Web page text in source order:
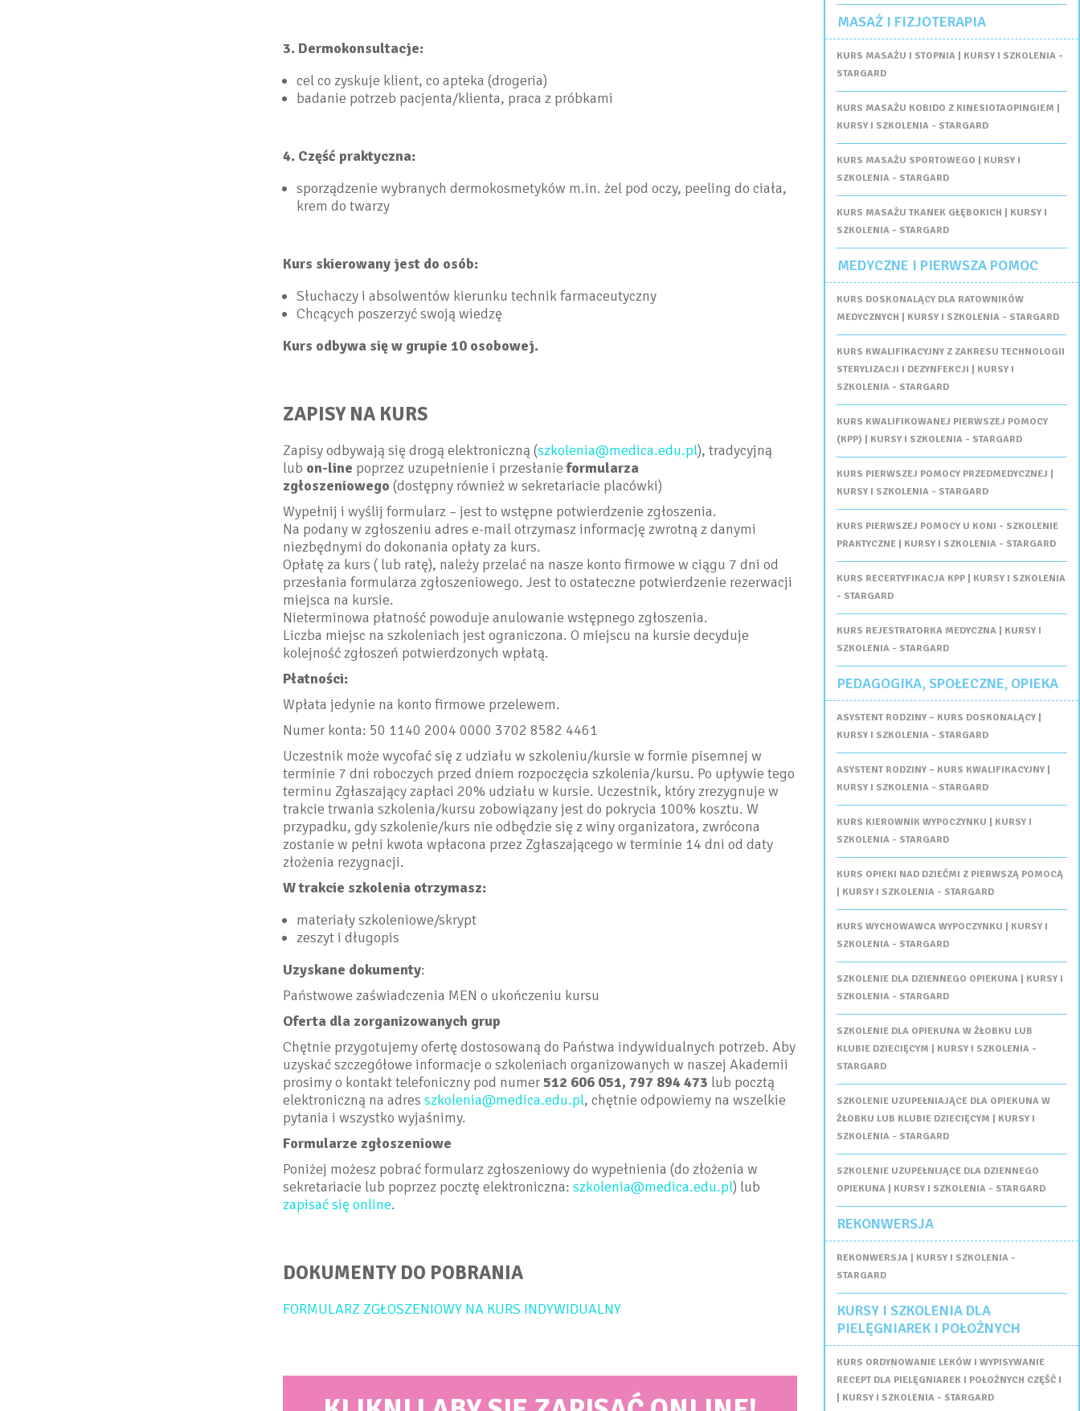
3. Dermokonsultacje:
cel co zyskuje klient, co apteka (drogeria)
badanie potrzeb pacjenta/klienta, praca z próbkami
4. Część praktyczna:
sporządzenie wybranych dermokosmetyków m.in. żel pod oczy, peeling do ciała,
krem do twarzy
Kurs skierowany jest do osób:
Słuchaczy i absolwentów kierunku technik farmaceutyczny
Chcących poszerzyć swoją wiedzę
Kurs odbywa się w grupie 10 osobowej.
ZAPISY NA KURS
Zapisy odbywają się drogą elektroniczną (szkolenia@medica.edu.pl), tradycyjną
lub on-line poprzez uzupełnienie i przesłanieformularza
zgłoszeniowego (dostępny również w sekretariacie placówki)
Wypełnij i wyślij formularz – jest to wstępne potwierdzenie zgłoszenia.
Na podany w zgłoszeniu adres e-mail otrzymasz informację zwrotną z danymi
niezbędnymi do dokonania opłaty za kurs.
Opłatę za kurs ( lub ratę), należy przelać na nasze konto firmowe w ciągu 7 dni od
przesłania formularza zgłoszeniowego. Jest to ostateczne potwierdzenie rezerwacji
miejsca na kursie.
Nieterminowa płatność powoduje anulowanie wstępnego zgłoszenia.
Liczba miejsc na szkoleniach jest ograniczona. O miejscu na kursie decyduje
kolejność zgłoszeń potwierdzonych wpłatą.
Płatności:
Wpłata jedynie na konto firmowe przelewem.
Numer konta: 50 1140 2004 0000 3702 8582 4461
Uczestnik może wycofać się z udziału w szkoleniu/kursie w formie pisemnej w
terminie 7 dni roboczych przed dniem rozpoczęcia szkolenia/kursu. Po upływie tego
terminu Zgłaszający zapłaci 20% udziału w kursie. Uczestnik, który zrezygnuje w
trakcie trwania szkolenia/kursu zobowiązany jest do pokrycia 100% kosztu. W
przypadku, gdy szkolenie/kurs nie odbędzie się z winy organizatora, zwrócona
zostanie w pełni kwota wpłacona przez Zgłaszającego w terminie 14 dni od daty
złożenia rezygnacji.
W trakcie szkolenia otrzymasz:
materiały szkoleniowe/skrypt
zeszyt i długopis
Uzyskane dokumenty:
Państwowe zaświadczenia MEN o ukończeniu kursu
Oferta dla zorganizowanych grup
Chętnie przygotujemy ofertę dostosowaną do Państwa indywidualnych potrzeb. Aby
uzyskać szczegółowe informacje o szkoleniach organizowanych w naszej Akademii
prosimy o kontakt telefoniczny pod numer512 606 051, 797 894 473 lub pocztą
elektroniczną na adres szkolenia@medica.edu.pl, chętnie odpowiemy na wszelkie
pytania i wszystko wyjaśnimy.
Formularze zgłoszeniowe
Poniżej możesz pobrać formularz zgłoszeniowy do wypełnienia (do złożenia w
sekretariacie lub poprzez pocztę elektroniczna: szkolenia@medica.edu.pl) lub
zapisać się online.
DOKUMENTY DO POBRANIA
FORMULARZ ZGŁOSZENIOWY NA KURS INDYWIDUALNY
MASAŻ I FIZJOTERAPIA
KURS MASAŻU I STOPNIA | KURSY I SZKOLENIA -
STARGARD
KURS MASAŻU KOBIDO Z KINESIOTAOPINGIEM |
KURSY I SZKOLENIA - STARGARD
KURS MASAŻU SPORTOWEGO | KURSY I
SZKOLENIA - STARGARD
KURS MASAŻU TKANEK GŁĘBOKICH | KURSY I
SZKOLENIA - STARGARD
MEDYCZNE I PIERWSZA POMOC
KURS DOSKONALĄCY DLA RATOWNIKÓW
MEDYCZNYCH | KURSY I SZKOLENIA - STARGARD
KURS KWALIFIKACYJNY Z ZAKRESU TECHNOLOGII
STERYLIZACJI I DEZYNFEKCJI | KURSY I
SZKOLENIA - STARGARD
KURS KWALIFIKOWANEJ PIERWSZEJ POMOCY
(KPP) | KURSY I SZKOLENIA - STARGARD
KURS PIERWSZEJ POMOCY PRZEDMEDYCZNEJ |
KURSY I SZKOLENIA - STARGARD
KURS PIERWSZEJ POMOCY U KONI - SZKOLENIE
PRAKTYCZNE | KURSY I SZKOLENIA - STARGARD
KURS RECERTYFIKACJA KPP | KURSY I SZKOLENIA
- STARGARD
KURS REJESTRATORKA MEDYCZNA | KURSY I
SZKOLENIA - STARGARD
PEDAGOGIKA, SPOŁECZNE, OPIEKA
ASYSTENT RODZINY – KURS DOSKONALĄCY |
KURSY I SZKOLENIA - STARGARD
ASYSTENT RODZINY – KURS KWALIFIKACYJNY |
KURSY I SZKOLENIA - STARGARD
KURS KIEROWNIK WYPOCZYNKU | KURSY I
SZKOLENIA - STARGARD
KURS OPIEKI NAD DZIEĆMI Z PIERWSZĄ POMOCĄ
| KURSY I SZKOLENIA - STARGARD
KURS WYCHOWAWCA WYPOCZYNKU | KURSY I
SZKOLENIA - STARGARD
SZKOLENIE DLA DZIENNEGO OPIEKUNA | KURSY I
SZKOLENIA - STARGARD
SZKOLENIE DLA OPIEKUNA W ŻŁOBKU LUB
KLUBIE DZIECIĘCYM | KURSY I SZKOLENIA -
STARGARD
SZKOLENIE UZUPEŁNIAJĄCE DLA OPIEKUNA W
ŻŁOBKU LUB KLUBIE DZIECIĘCYM | KURSY I
SZKOLENIA - STARGARD
SZKOLENIE UZUPEŁNIJĄCE DLA DZIENNEGO
OPIEKUNA | KURSY I SZKOLENIA - STARGARD
REKONWERSJA
REKONWERSJA | KURSY I SZKOLENIA -
STARGARD
KURSY I SZKOLENIA DLA
PIELĘGNIAREK I POŁOŻNYCH
KURS ORDYNOWANIE LEKÓW I WYPISYWANIE
RECEPT DLA PIELĘGNIAREK I POŁOŻNYCH CZĘŚĆ I
| KURSY I SZKOLENIA - STARGARD